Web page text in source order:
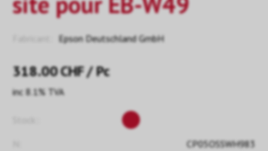
Epson Deutschland GmbH
318.00CHF/ Pc
inc 8.1% TVA
CP05OSSWH983